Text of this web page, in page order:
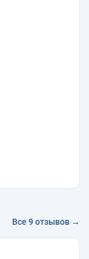
Все 9 отзывов →